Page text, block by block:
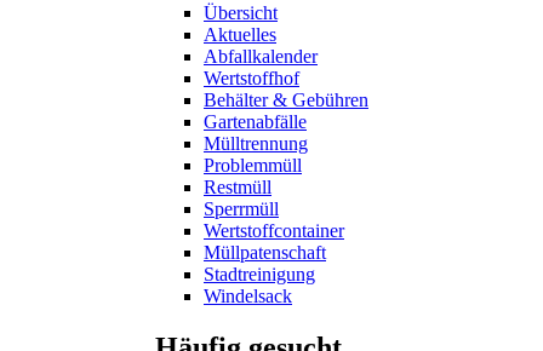
Übersicht
Aktuelles
Abfallkalender
Wertstoffhof
Behälter & Gebühren
Gartenabfälle
Mülltrennung
Problemmüll
Restmüll
Sperrmüll
Wertstoffcontainer
Müllpatenschaft
Stadtreinigung
Windelsack